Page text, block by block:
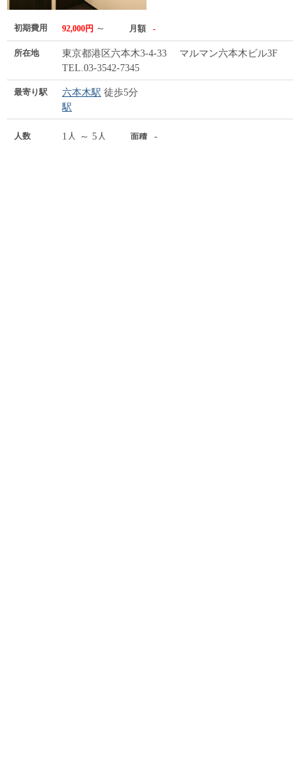
初期費用 92,000円 ～ 月額 -
所在地
東京都港区六本木3-4-33 マルマン六本木ビル3F
TEL.03-3542-7345
最寄り駅 六本木駅 徒歩5分
駅
人数 1人 ～ 5人 面積 -